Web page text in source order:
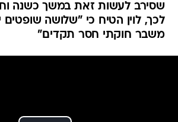
שסירב לעשות זאת במשך כשנה
לכך, לוין הטיח כי "שלושה שופטים
משבר חוקתי חסר תקדים"